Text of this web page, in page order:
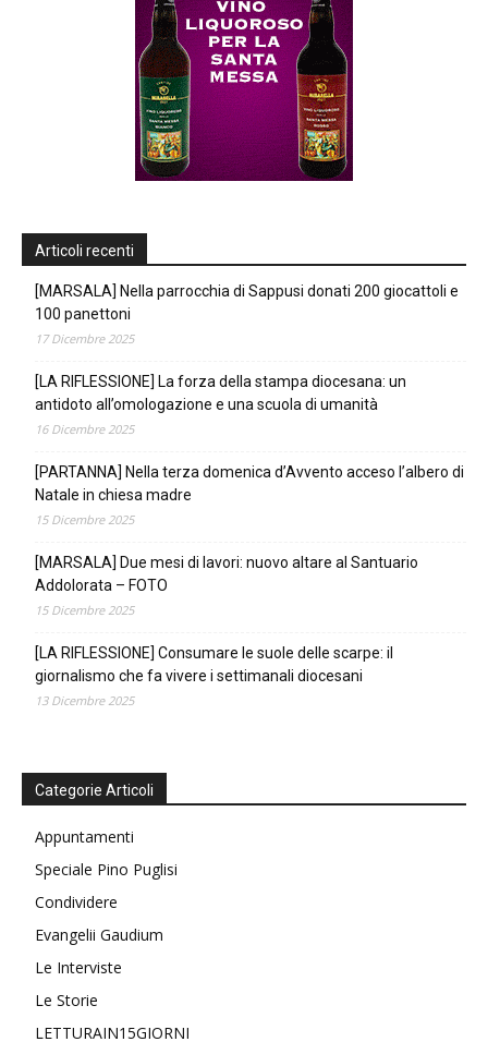
Articoli recenti
[MARSALA] Nella parrocchia di Sappusi donati 200 giocattoli e
100 panettoni
17 Dicembre 2025
[LA RIFLESSIONE] La forza della stampa diocesana: un
antidoto all’omologazione e una scuola di umanità
16 Dicembre 2025
[PARTANNA] Nella terza domenica d’Avvento acceso l’albero di
Natale in chiesa madre
15 Dicembre 2025
[MARSALA] Due mesi di lavori: nuovo altare al Santuario
Addolorata – FOTO
15 Dicembre 2025
[LA RIFLESSIONE] Consumare le suole delle scarpe: il
giornalismo che fa vivere i settimanali diocesani
13 Dicembre 2025
Categorie Articoli
Appuntamenti
Speciale Pino Puglisi
Condividere
Evangelii Gaudium
Le Interviste
Le Storie
LETTURAIN15GIORNI